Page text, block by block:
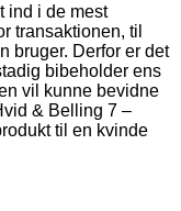
ind i de mest
transaktionen, til
bruger. Derfor er det
bibeholder ens
vil kunne bevidne
& Belling 7 –
til en kvinde